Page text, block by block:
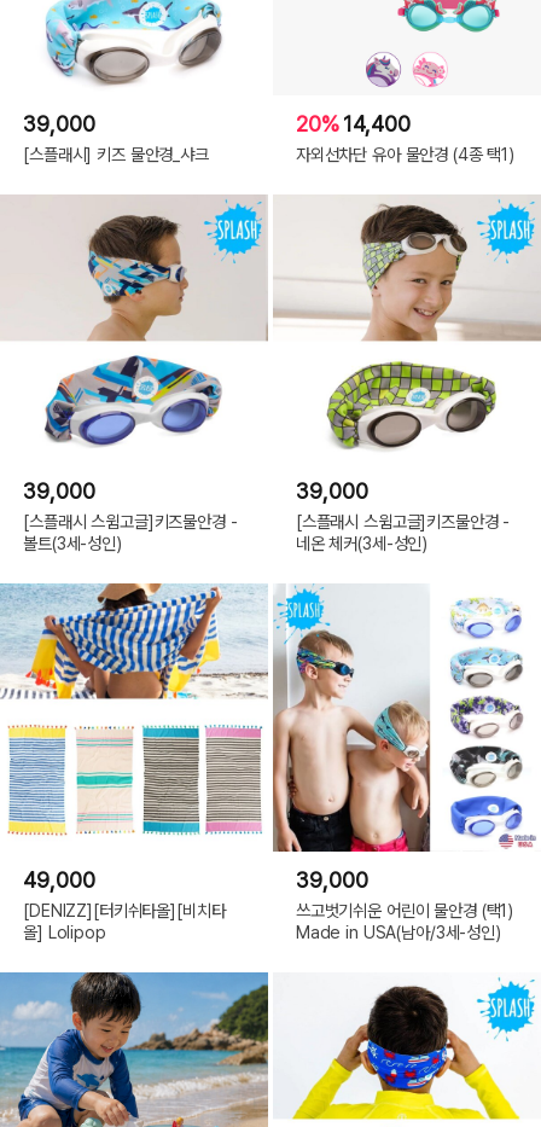
39,000
[스플래시] 키즈 물안경_샤크
20%14,400
자외선차단 유아 물안경 (4종 택1)
39,000
[스플래시 스윔고글]키즈물안경 -
볼트(3세-성인)
39,000
[스플래시 스윔고글]키즈물안경 -
네온 체커(3세-성인)
49,000
[DENIZZ][터키쉬타올][비치타
올] Lolipop
39,000
쓰고벗기쉬운 어린이 물안경 (택1)
Made in USA(남아/3세-성인)